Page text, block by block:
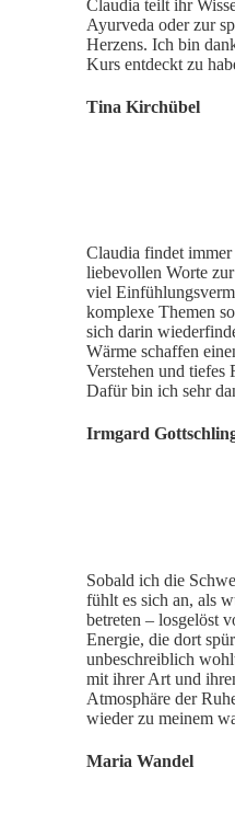
Claudia teilt ihr
Ayurveda oder zur
Herzens. Ich bin
Kurs entdeckt zu
Tina Kirchübel
Claudia findet
liebevollen Worte
viel
komplexe Themen
sich darin
Wärme schaffen
Verstehen und
Dafür bin ich sehr
Irmgard
Sobald ich die
fühlt es sich an, als
betreten – losgelöst
Energie, die dort
unbeschreiblich
mit ihrer Art und
Atmosphäre der
wieder zu meinem
Maria Wandel